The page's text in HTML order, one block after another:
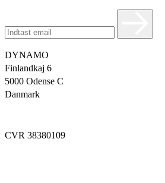
DYNAMO
Finlandkaj 6
5000 Odense C
Danmark
CVR 38380109